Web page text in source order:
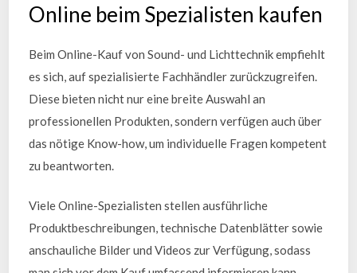
Online beim Spezialisten kaufen
Beim Online-Kauf von Sound- und Lichttechnik empfiehlt
es sich, auf spezialisierte Fachhändler zurückzugreifen.
Diese bieten nicht nur eine breite Auswahl an
professionellen Produkten, sondern verfügen auch über
das nötige Know-how, um individuelle Fragen kompetent
zu beantworten.
Viele Online-Spezialisten stellen ausführliche
Produktbeschreibungen, technische Datenblätter sowie
anschauliche Bilder und Videos zur Verfügung, sodass